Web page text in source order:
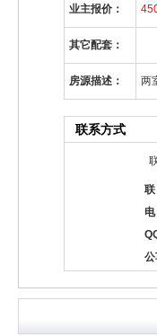
业主报价：
其它配套 ：
房源描述： 两
联系方式
联
公